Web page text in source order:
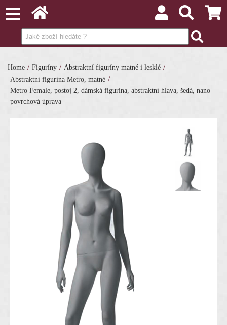
Home / Figuríny / Abstraktní figuríny matné i lesklé /
Abstraktní figurína Metro, matné /
Metro Female, postoj 2, dámská figurína, abstraktní hlava, šedá, nano –
povrchová úprava